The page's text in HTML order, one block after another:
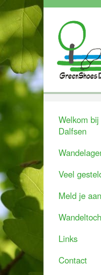
Welkom
Dalfsen
Veel
Meld je
Links
Contact